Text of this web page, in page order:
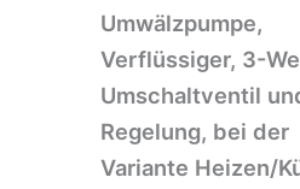
Umwälzpumpe,
Verflüssiger, 3-
Umschaltventil
Regelung, bei der
Variante Heizen/